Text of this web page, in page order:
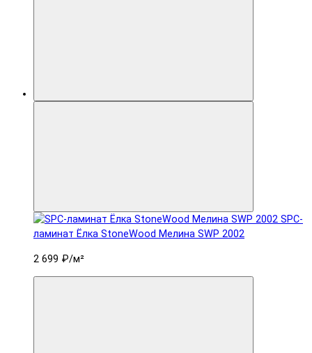
SPC-
ламинат Ëлка StoneWood Мелина SWP 2002
2 699 ₽/м²